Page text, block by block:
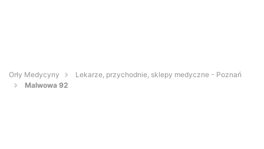
Orły Medycyny
Lekarze, przychodnie, sklepy medyczne - Poznań
Malwowa 92